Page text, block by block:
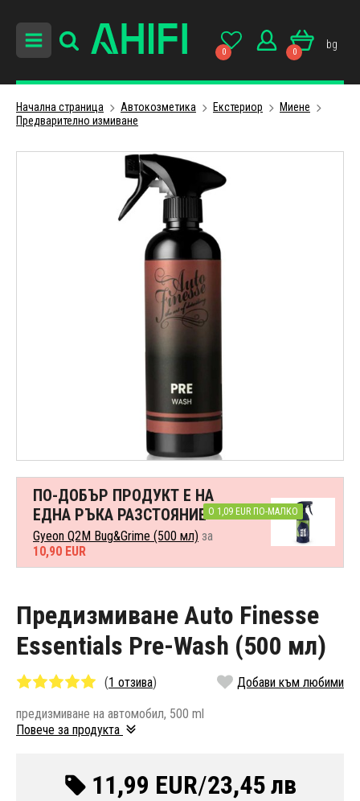
0 0
bg
Начална страница Автокозметика Екстериор
Миене
Предварително измиване
Предизмиване Auto Finesse
Essentials Pre-Wash (500 мл)
(1 отзива) Добави към любими
предизмиване на автомобил, 500 ml
Повече за продукта
11,99 EUR/23,45 лв
ПО-ДОБЪР ПРОДУКТ Е НА
ЕДНА РЪКА РАЗСТОЯНИЕ
Gyeon Q2M Bug&Grime (500 мл) за
10,90 EUR
О 1,09 EUR ПО-МАЛКО